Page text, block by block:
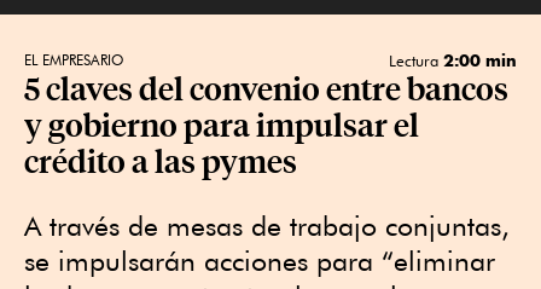
EL EMPRESARIO Lectura 2:00 min
5 claves del convenio entre bancos
y gobierno para impulsar el
crédito a las pymes
A través de mesas de trabajo conjuntas,
se impulsarán acciones para “eliminar